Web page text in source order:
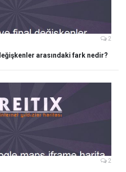
2
arasındaki fark nedir?
2